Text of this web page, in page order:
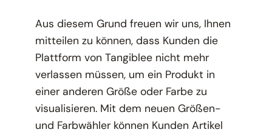
Aus diesem Grund freuen wir uns, Ihnen
mitteilen zu können, dass Kunden die
Plattform von Tangiblee nicht mehr
verlassen müssen, um ein Produkt in
einer anderen Größe oder Farbe zu
visualisieren. Mit dem neuen Größen-
und Farbwähler können Kunden Artikel